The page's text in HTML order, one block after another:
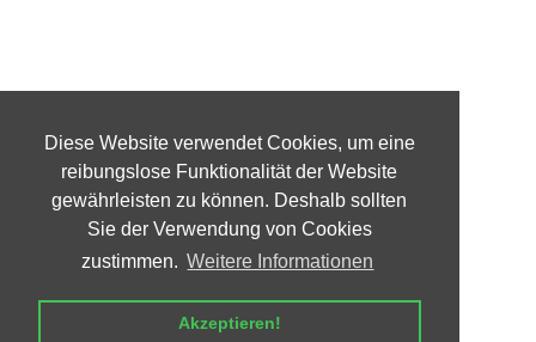
Diese Website verwendet Cookies, um eine
reibungslose Funktionalität der Website
gewährleisten zu können. Deshalb sollten
Sie der Verwendung von Cookies
zustimmen. Weitere Informationen
Akzeptieren!